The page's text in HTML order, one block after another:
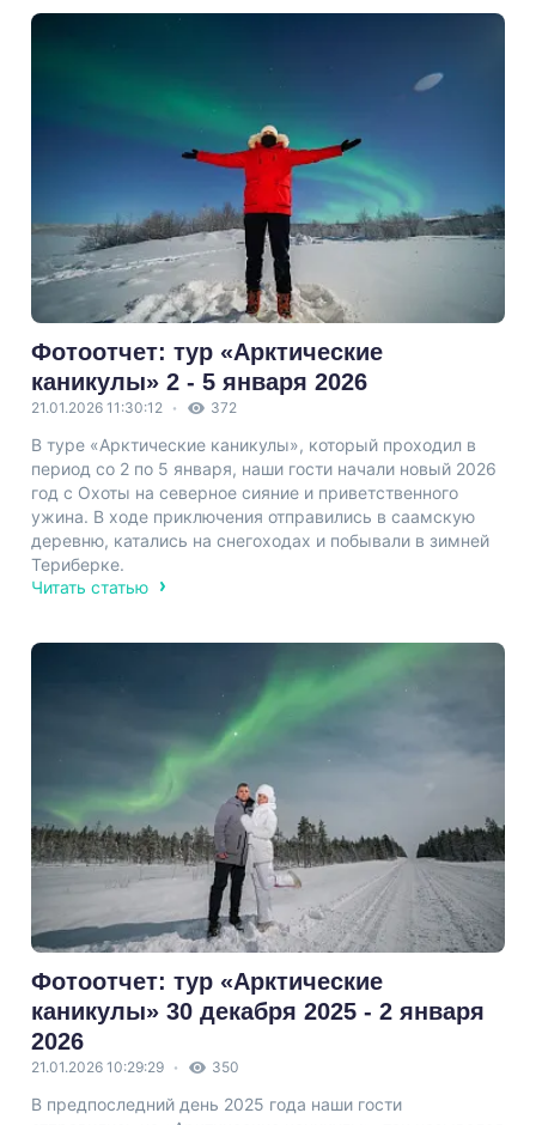
Фотоотчет: тур «Арктические
каникулы» 2 - 5 января 2026
21.01.2026 11:30:12 372
В туре «Арктические каникулы», который проходил в
период со 2 по 5 января, наши гости начали новый 2026
год с Охоты на северное сияние и приветственного
ужина. В ходе приключения отправились в саамскую
деревню, катались на снегоходах и побывали в зимней
Териберке.
Читать статью
Фотоотчет: тур «Арктические
каникулы» 30 декабря 2025 - 2 января
2026
21.01.2026 10:29:29 350
В предпоследний день 2025 года наши гости